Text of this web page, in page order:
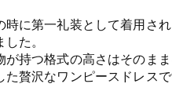
時に第一礼装として着用さ
た。
が持つ格式の高さはそのま
た贅沢なワンピースドレスで